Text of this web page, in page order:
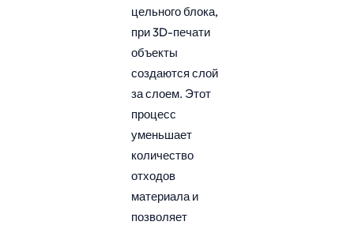
цельного блока,
при 3D-печати
объекты
создаются слой
за слоем. Этот
процесс
уменьшает
количество
отходов
материала и
позволяет